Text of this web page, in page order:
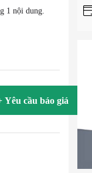
1 nội dung.
Yêu cầu báo giá